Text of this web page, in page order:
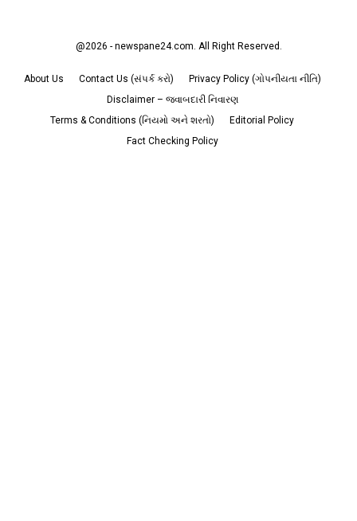
@2026 - newspane24.com. All Right Reserved.
About Us Contact Us (સંપર્ક કરો)
Privacy Policy (ગોપનીયતા નીતિ)
Disclaimer – જવાબદારી નિવારણ
Terms & Conditions (નિયમો અને શરતો)
Editorial Policy
Fact Checking Policy